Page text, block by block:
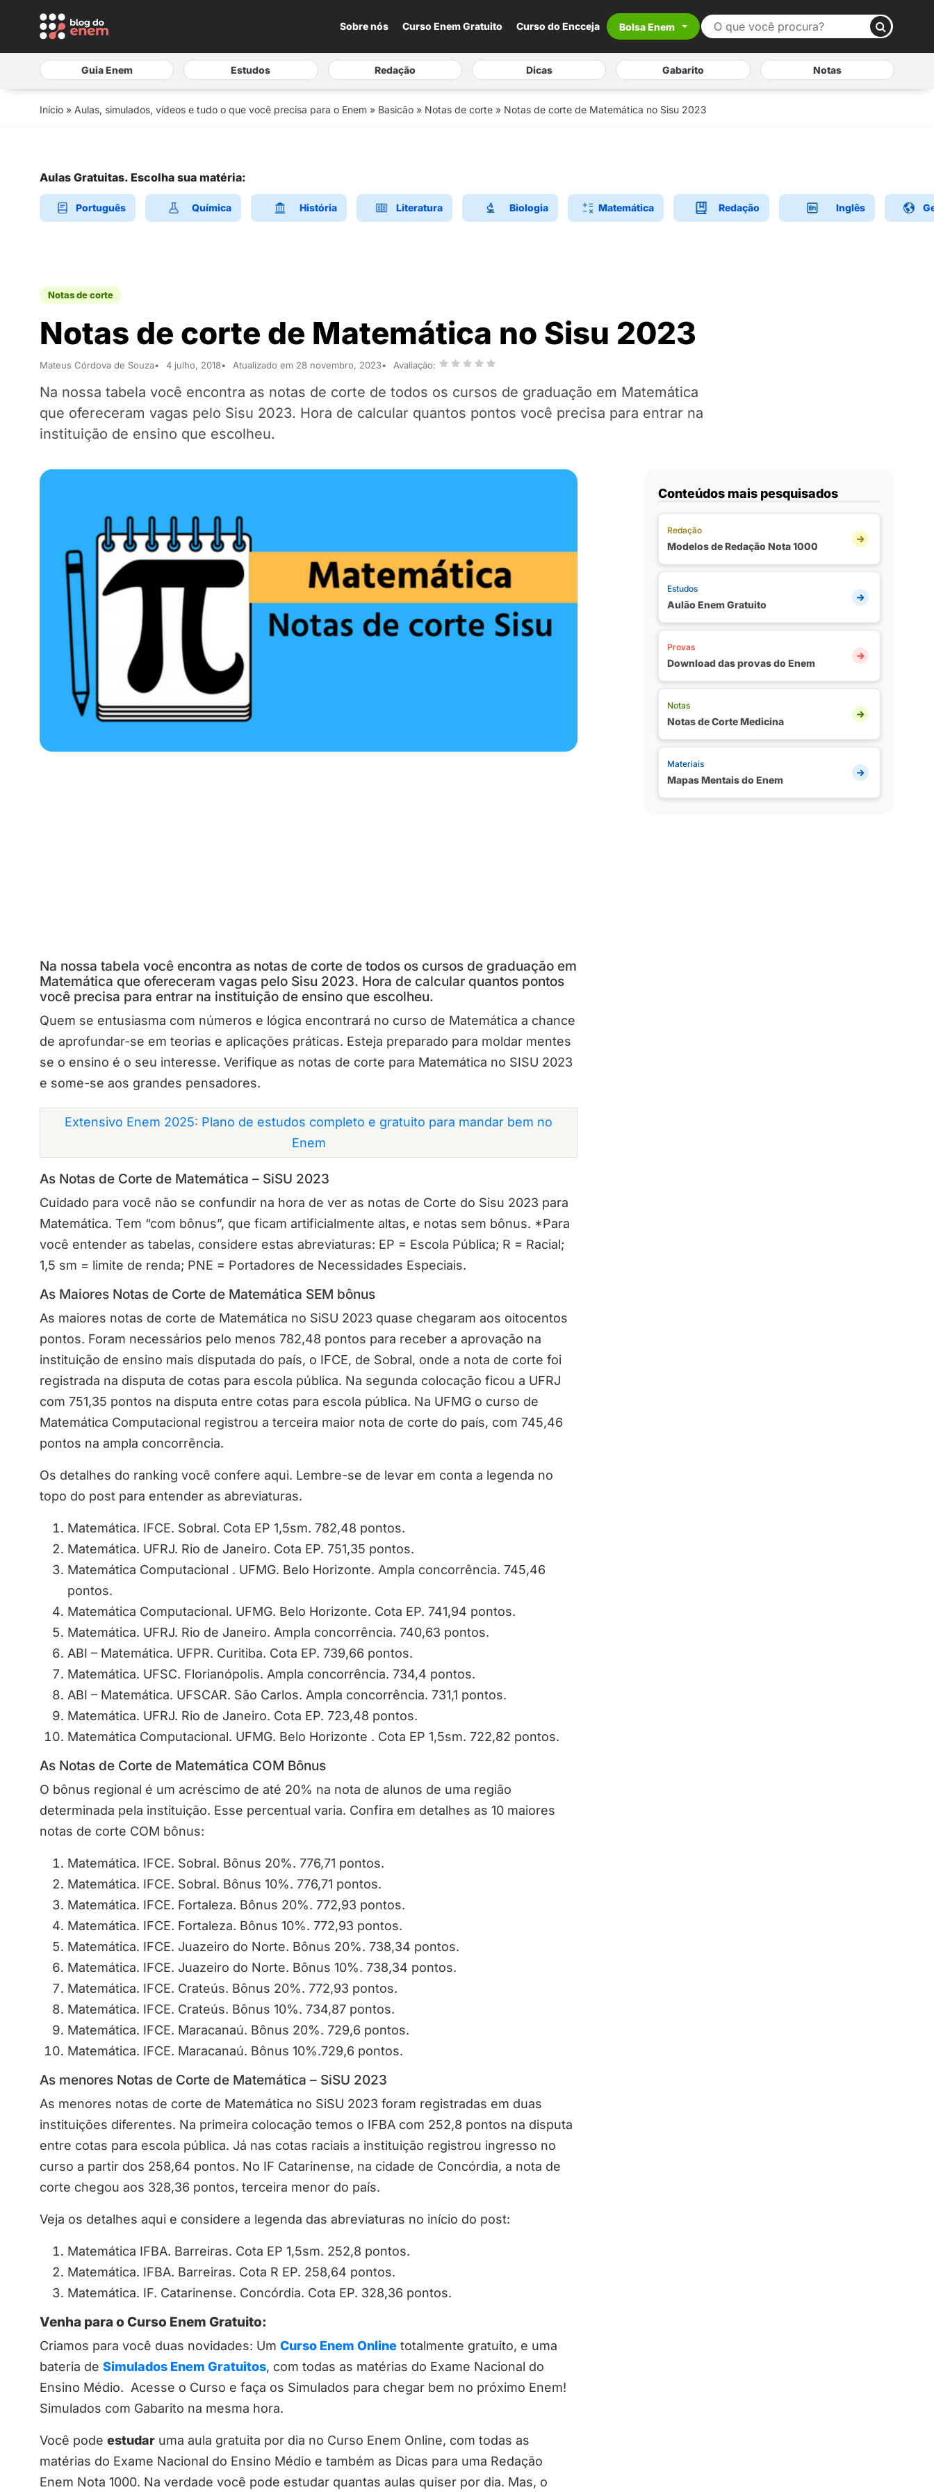
Sobre nós Curso Enem Gratuito Curso do Encceja Bolsa Enem
Guia Enem Estudos Redação Dicas Gabarito Notas
Início » Aulas, simulados, vídeos e tudo o que você precisa para o Enem » Basicão » Notas de corte » Notas de corte de Matemática no Sisu 2023
Aulas Gratuitas. Escolha sua matéria:
Português Química História Literatura Biologia Matemática Redação Inglês
Notas de corte
Notas de corte de Matemática no Sisu 2023
Mateus Córdova de Souza 4 julho, 2018 Atualizado em 28 novembro, 2023 Avaliação:
Na nossa tabela você encontra as notas de corte de todos os cursos de graduação em Matemática
que ofereceram vagas pelo Sisu 2023. Hora de calcular quantos pontos você precisa para entrar na
instituição de ensino que escolheu.
Na nossa tabela você encontra as notas de corte de todos os cursos de graduação em
Matemática que ofereceram vagas pelo Sisu 2023. Hora de calcular quantos pontos
você precisa para entrar na instituição de ensino que escolheu.
Quem se entusiasma com números e lógica encontrará no curso de Matemática a chance
de aprofundar-se em teorias e aplicações práticas. Esteja preparado para moldar mentes
se o ensino é o seu interesse. Verifique as notas de corte para Matemática no SISU 2023
e some-se aos grandes pensadores.
Extensivo Enem 2025: Plano de estudos completo e gratuito para mandar bem no
Enem
As Notas de Corte de Matemática – SiSU 2023
Cuidado para você não se confundir na hora de ver as notas de Corte do Sisu 2023 para
Matemática. Tem “com bônus”, que ficam artificialmente altas, e notas sem bônus. *Para
você entender as tabelas, considere estas abreviaturas: EP = Escola Pública; R = Racial;
1,5 sm = limite de renda; PNE = Portadores de Necessidades Especiais.
As Maiores Notas de Corte de Matemática SEM bônus
As maiores notas de corte de Matemática no SiSU 2023 quase chegaram aos oitocentos
pontos. Foram necessários pelo menos 782,48 pontos para receber a aprovação na
instituição de ensino mais disputada do país, o IFCE, de Sobral, onde a nota de corte foi
registrada na disputa de cotas para escola pública. Na segunda colocação ficou a UFRJ
com 751,35 pontos na disputa entre cotas para escola pública. Na UFMG o curso de
Matemática Computacional registrou a terceira maior nota de corte do país, com 745,46
pontos na ampla concorrência.
Os detalhes do ranking você confere aqui. Lembre-se de levar em conta a legenda no
topo do post para entender as abreviaturas.
Matemática. IFCE. Sobral. Cota EP 1,5sm. 782,48 pontos.
Matemática. UFRJ. Rio de Janeiro. Cota EP. 751,35 pontos.
Matemática Computacional . UFMG. Belo Horizonte. Ampla concorrência. 745,46
pontos.
Matemática Computacional. UFMG. Belo Horizonte. Cota EP. 741,94 pontos.
Matemática. UFRJ. Rio de Janeiro. Ampla concorrência. 740,63 pontos.
ABI – Matemática. UFPR. Curitiba. Cota EP. 739,66 pontos.
Matemática. UFSC. Florianópolis. Ampla concorrência. 734,4 pontos.
ABI – Matemática. UFSCAR. São Carlos. Ampla concorrência. 731,1 pontos.
Matemática. UFRJ. Rio de Janeiro. Cota EP. 723,48 pontos.
Matemática Computacional. UFMG. Belo Horizonte . Cota EP 1,5sm. 722,82 pontos.
As Notas de Corte de Matemática COM Bônus
O bônus regional é um acréscimo de até 20% na nota de alunos de uma região
determinada pela instituição. Esse percentual varia. Confira em detalhes as 10 maiores
notas de corte COM bônus:
Matemática. IFCE. Sobral. Bônus 20%. 776,71 pontos.
Matemática. IFCE. Sobral. Bônus 10%. 776,71 pontos.
Matemática. IFCE. Fortaleza. Bônus 20%. 772,93 pontos.
Matemática. IFCE. Fortaleza. Bônus 10%. 772,93 pontos.
Matemática. IFCE. Juazeiro do Norte. Bônus 20%. 738,34 pontos.
Matemática. IFCE. Juazeiro do Norte. Bônus 10%. 738,34 pontos.
Matemática. IFCE. Crateús. Bônus 20%. 772,93 pontos.
Matemática. IFCE. Crateús. Bônus 10%. 734,87 pontos.
Matemática. IFCE. Maracanaú. Bônus 20%. 729,6 pontos.
Matemática. IFCE. Maracanaú. Bônus 10%.729,6 pontos.
As menores Notas de Corte de Matemática – SiSU 2023
As menores notas de corte de Matemática no SiSU 2023 foram registradas em duas
instituições diferentes. Na primeira colocação temos o IFBA com 252,8 pontos na disputa
entre cotas para escola pública. Já nas cotas raciais a instituição registrou ingresso no
curso a partir dos 258,64 pontos. No IF Catarinense, na cidade de Concórdia, a nota de
corte chegou aos 328,36 pontos, terceira menor do país.
Veja os detalhes aqui e considere a legenda das abreviaturas no início do post:
Matemática IFBA. Barreiras. Cota EP 1,5sm. 252,8 pontos.
Matemática. IFBA. Barreiras. Cota R EP. 258,64 pontos.
Matemática. IF. Catarinense. Concórdia. Cota EP. 328,36 pontos.
Venha para o Curso Enem Gratuito:
Criamos para você duas novidades: Um Curso Enem Online totalmente gratuito, e uma
bateria de Simulados Enem Gratuitos, com todas as matérias do Exame Nacional do
Ensino Médio. Acesse o Curso e faça os Simulados para chegar bem no próximo Enem!
Simulados com Gabarito na mesma hora.
Você pode estudar uma aula gratuita por dia no Curso Enem Online, com todas as
matérias do Exame Nacional do Ensino Médio e também as Dicas para uma Redação
Enem Nota 1000. Na verdade você pode estudar quantas aulas quiser por dia. Mas, o
Conteúdos mais pesquisados
Redação
Modelos de Redação Nota 1000
Estudos
Aulão Enem Gratuito
Provas
Download das provas do Enem
Notas
Notas de Corte Medicina
Materiais
Mapas Mentais do Enem